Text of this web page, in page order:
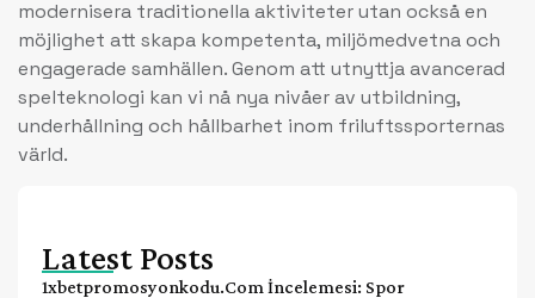
modernisera traditionella aktiviteter utan också en
möjlighet att skapa kompetenta, miljömedvetna och
engagerade samhällen. Genom att utnyttja avancerad
spelteknologi kan vi nå nya nivåer av utbildning,
underhållning och hållbarhet inom friluftssporternas
värld.
Latest Posts
1xbetpromosyonkodu.com İncelemesi: Spor